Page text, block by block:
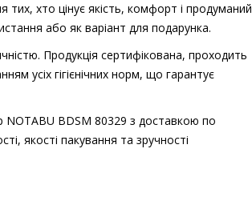
хто цінує якість, комфорт і продуманий
або як варіант для подарунка.
Продукція сертифікована, проходить
усіх гігієнічних норм, що гарантує
NOTABU BDSM 80329 з доставкою по
якості пакування та зручності